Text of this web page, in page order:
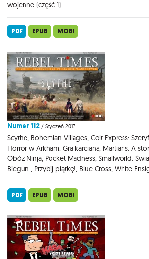
wojenne (część 1)
PDF EPUB MOBI
Numer 112 / Styczeń 2017
Scythe, Bohemian Villages, Colt Express:
Horror w Arkham: Gra karciana, Martians: A
Obóz Ninja, Pocket Madness, Smallworld:
Biegun , Przybij piątkę!, Blue Cross, White
PDF EPUB MOBI